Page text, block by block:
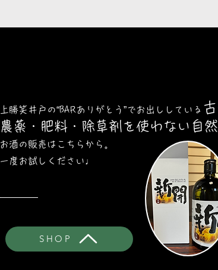
上勝笑井戸の“BARありがとう”でお出ししている
農薬・肥料・除草剤を使わない自
​お酒の販売はこちらから。
一度お試しください♩
SHOP